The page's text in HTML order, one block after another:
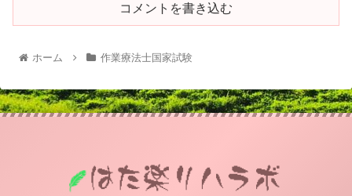
コメントを書き込む
ホーム 作業療法士国家試験